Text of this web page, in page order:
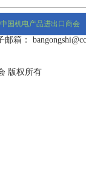
中国机电产品进出口商会
箱：
版权所有